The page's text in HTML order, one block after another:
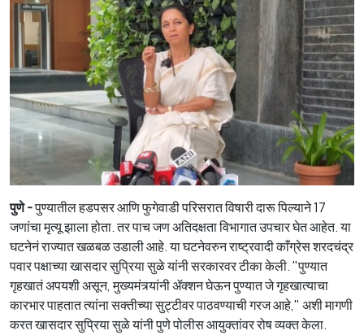
पुणे -पुण्यातील हडपसर आणि फुगेवाडी परिसरात विषारी दारू पिल्याने 17
जणांचा मृत्यू झाला होता. तर पाच जण अतिदक्षता विभागात उपचार घेत आहेत. या
घटनेनं राज्यात खळबळ उडाली आहे. या घटनेवरुन राष्ट्रवादी काँग्रेस शरदचंद्र
पवार पक्षाच्या खासदार सुप्रिया सुळे यांनी सरकारवर टीका केली. "पुण्यात
गृहखातं अपयशी असून, मुख्यमंत्र्यांनी ॲक्शन घेऊन पुण्यात जे गृहखात्याचा
कारभार पाहतात त्यांना सक्तीच्या सुट्टीवर पाठवण्याची गरज आहे," अशी मागणी
करत खासदार सुप्रिया सुळे यांनी पुणे पोलीस आयुक्तांवर रोष व्यक्त केला.